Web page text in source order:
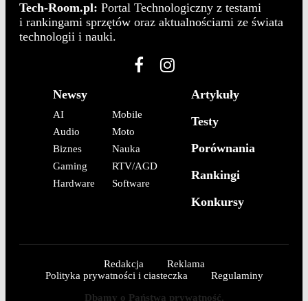
Tech-Room.pl: Portal Technologiczny z testami
i rankingami sprzętów oraz aktualnościami ze świata
technologii i nauki.
Newsy
AI
Audio
Biznes
Gaming
Hardware
Mobile
Moto
Nauka
RTV/AGD
Software
Artykuły
Testy
Porównania
Rankingi
Konkursy
Redakcja
Reklama
Polityka prywatności i ciasteczka
Regulaminy
Dbamy o Państwa prywatność.